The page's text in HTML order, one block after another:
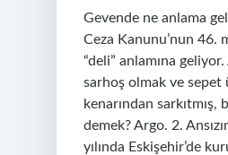
Gevende ne anlama
Ceza Kanunu’nun 46.
“deli” anlamına
sarhoş olmak ve sepet
kenarından sarkıtmış,
demek? Argo. 2.
yılında Eskişehir’de